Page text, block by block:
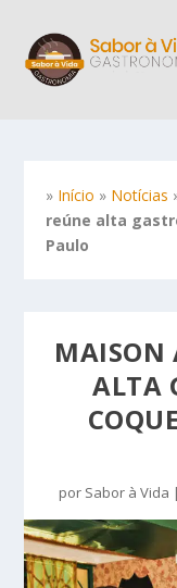
» Início » Notícias
reúne alta
Paulo
MAISON
ALTA
por Sabor à Vida |